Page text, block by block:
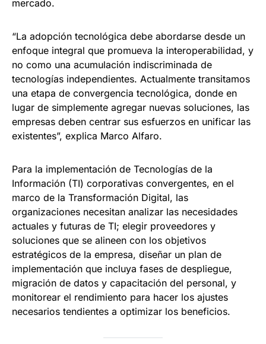
mercado.
“La adopción tecnológica debe abordarse desde un
enfoque integral que promueva la interoperabilidad, y
no como una acumulación indiscriminada de
tecnologías independientes. Actualmente transitamos
una etapa de convergencia tecnológica, donde en
lugar de simplemente agregar nuevas soluciones, las
empresas deben centrar sus esfuerzos en unificar las
existentes”, explica Marco Alfaro.
Para la implementación de Tecnologías de la
Información (TI) corporativas convergentes, en el
marco de la Transformación Digital, las
organizaciones necesitan analizar las necesidades
actuales y futuras de TI; elegir proveedores y
soluciones que se alineen con los objetivos
estratégicos de la empresa, diseñar un plan de
implementación que incluya fases de despliegue,
migración de datos y capacitación del personal, y
monitorear el rendimiento para hacer los ajustes
necesarios tendientes a optimizar los beneficios.